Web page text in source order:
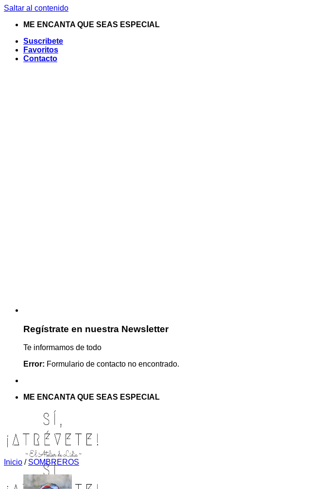
Saltar al contenido
ME ENCANTA QUE SEAS ESPECIAL
Suscribete
Favoritos
Contacto
Regístrate en nuestra Newsletter
Te informamos de todo
Error: Formulario de contacto no encontrado.
ME ENCANTA QUE SEAS ESPECIAL
Inicio / SOMBREROS